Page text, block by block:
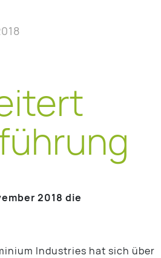
2018 die
Industries hat sich über